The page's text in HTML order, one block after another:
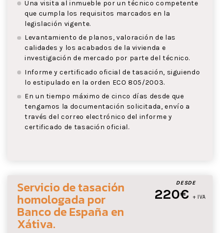
Una visita al inmueble por un técnico competente
que cumpla los requisitos marcados en la
legislación vigente.
Levantamiento de planos, valoración de las
calidades y los acabados de la vivienda e
investigación de mercado por parte del técnico.
Informe y certificado oficial de tasación, siguiendo
lo estipulado en la orden ECO 805/2003.
En un tiempo máximo de cinco días desde que
tengamos la documentación solicitada, envío a
través del correo electrónico del informe y
certificado de tasación oficial.
DESDE
220€ + IVA
Servicio de tasación
homologada por
Banco de España en
Xátiva.